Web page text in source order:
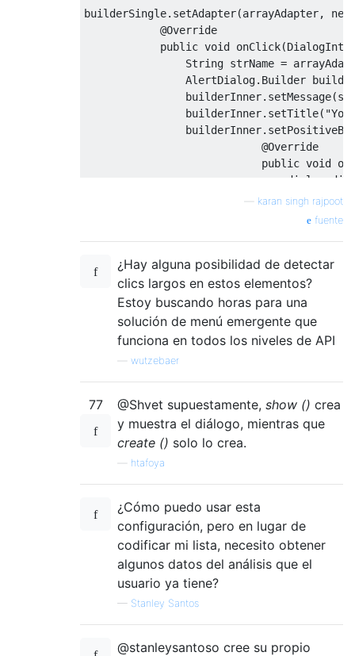
builderSingle. setAdapter(arrayAdapter,
new
@Override
public void onClick(
String strName =
AlertDialog. Builder
                builderInner
. setMessage(
                builderInner
. setTitle(
                builderInner
.
@Override
public void
                                dialog
}
}
});
builderSingle.show();
karan singh rajpoot
fuente
¿Hay alguna posibilidad de detectar
clics largos en estos elementos?
Estoy buscando horas para una
solución de menú emergente que
funciona en todos los niveles de API
wutzebaer
77 @Shvet supuestamente, show () crea
y muestra el diálogo, mientras que
create () solo lo crea.
htafoya
¿Cómo puedo usar esta
configuración, pero en lugar de
codificar mi lista, necesito obtener
algunos datos del análisis que el
usuario ya tiene?
— Stanley Santos
@stanleysantoso cree su propio